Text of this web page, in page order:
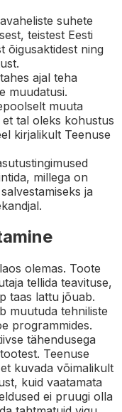
suhete
teistest Eesti
õigusaktidest ning
ajal teha
muudatusi.
muuta
et tal oleks kohustus
kirjalikult Teenuse
millega on
ja
olemas. Toote
tellida teavituse,
taas lattu jõuab.
muutuda tehniliste
programmides.
tähendusega
Teenuse
kuvada võimalikult
kuid vaatamata
ei pruugi olla